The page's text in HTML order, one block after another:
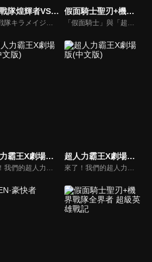
魔進戰隊煌輝者VS龍裝者
魔進戦隊キラメイジャーVSリュウソウジャー
假面騎士聖刃+機界戰隊全界者 超級英雄戰記(中文版)
「假面騎士」與「超級戰隊」，這兩大英雄之父．石之森章太郎託付給後人的心願、超級英雄誕生的秘密是什麼呢？寫作陷入瓶頸的飛羽真，在尤里的推薦下拿到了某本書。可是，他一打開書，周遭便突然被光芒包圍，當他醒來後，竟發現自己身處人類與機械共存的「全開者」的世界！同一時期，介人也遇上了相同的情形，他還跟倫太郎相遇了。不知為何，各種不同的世界竟交雜在一起，形成了極為詭異的局面！
超人力霸王X劇場版(中文版)
來了！我們的超人力霸王
超人力霸王X劇場版(中文版)
來了！我們的超人力霸王